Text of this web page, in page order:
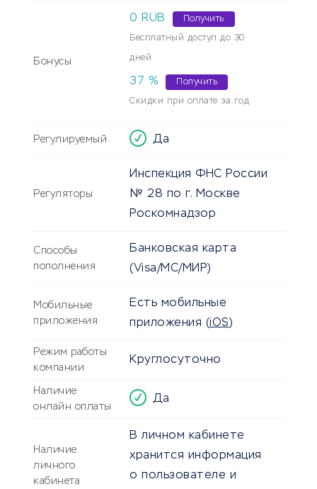
Бонусы
0 RUB Получить
Бесплатный доступ до 30
дней
37 % Получить
Скидки при оплате за год
Регулируемый Да
Регуляторы
Инспекция ФНС России
№ 28 по г. Москве
Роскомнадзор
Способы
пополнения
Банковская карта
(Visa/MC/МИР)
Мобильные
приложения
Есть мобильные
приложения (iOS)
Режим работы
компании
Круглосуточно
Наличие
онлайн оплаты
Да
Наличие
личного
кабинета
В личном кабинете
хранится информация
о пользователе и